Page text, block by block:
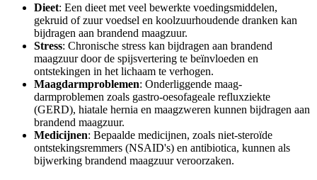
Dieet: Een dieet met veel bewerkte voedingsmiddelen,
gekruid of zuur voedsel en koolzuurhoudende dranken kan
bijdragen aan brandend maagzuur.
Stress: Chronische stress kan bijdragen aan brandend
maagzuur door de spijsvertering te beïnvloeden en
ontstekingen in het lichaam te verhogen.
Maagdarmproblemen: Onderliggende maag-
darmproblemen zoals gastro-oesofageale refluxziekte
(GERD), hiatale hernia en maagzweren kunnen bijdragen aan
brandend maagzuur.
Medicijnen: Bepaalde medicijnen, zoals niet-steroïde
ontstekingsremmers (NSAID's) en antibiotica, kunnen als
bijwerking brandend maagzuur veroorzaken.